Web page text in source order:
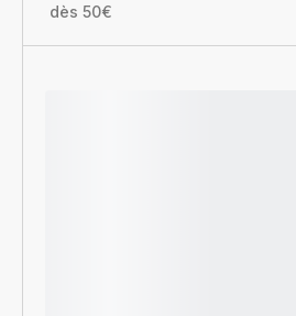
dès 50€